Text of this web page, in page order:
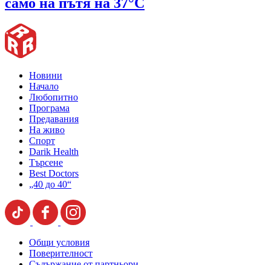
Новини
Начало
Любопитно
Програма
Предавания
На живо
Спорт
Darik Health
Търсене
Best Doctors
„40 до 40“
Общи условия
Поверителност